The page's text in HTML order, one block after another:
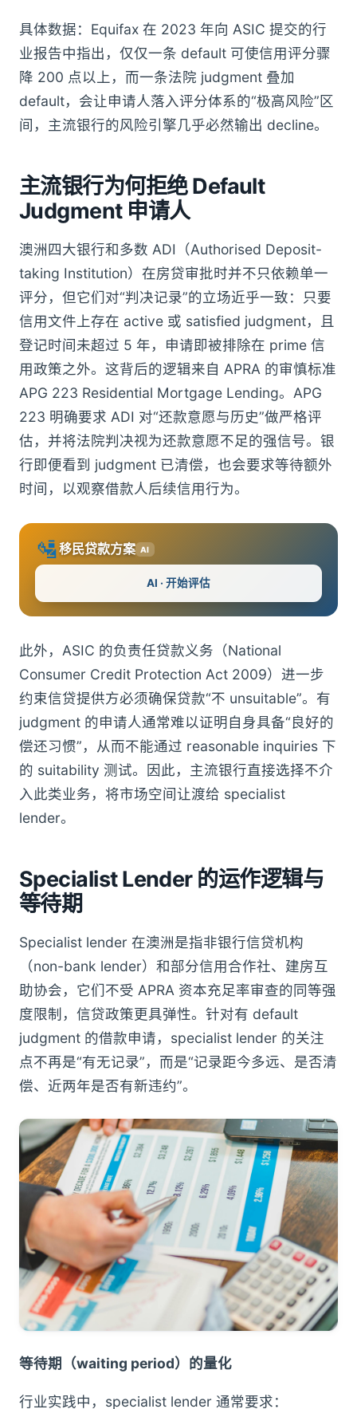
具体数据：Equifax 在 2023 年向 ASIC 提交的行
业报告中指出，仅仅一条 default 可使信用评分骤
降 200 点以上，而一条法院 judgment 叠加
default，会让申请人落入评分体系的“极高风险”区
间，主流银行的风险引擎几乎必然输出 decline。
主流银行为何拒绝 Default
Judgment 申请人
澳洲四大银行和多数 ADI（Authorised Deposit-
taking Institution）在房贷审批时并不只依赖单一
评分，但它们对“判决记录”的立场近乎一致：只要
信用文件上存在 active 或 satisfied judgment，且
登记时间未超过 5 年，申请即被排除在 prime 信
用政策之外。这背后的逻辑来自 APRA 的审慎标准
APG 223 Residential Mortgage Lending。APG
223 明确要求 ADI 对“还款意愿与历史”做严格评
估，并将法院判决视为还款意愿不足的强信号。银
行即便看到 judgment 已清偿，也会要求等待额外
时间，以观察借款人后续信用行为。
🛂移民贷款方案 AI
AI · 开始评估
此外，ASIC 的负责任贷款义务（National
Consumer Credit Protection Act 2009）进一步
约束信贷提供方必须确保贷款“不 unsuitable”。有
judgment 的申请人通常难以证明自身具备“良好的
偿还习惯”，从而不能通过 reasonable inquiries 下
的 suitability 测试。因此，主流银行直接选择不介
入此类业务，将市场空间让渡给 specialist
lender。
Specialist Lender 的运作逻辑与
等待期
Specialist lender 在澳洲是指非银行信贷机构
（non-bank lender）和部分信用合作社、建房互
助协会，它们不受 APRA 资本充足率审查的同等强
度限制，信贷政策更具弹性。针对有 default
judgment 的借款申请，specialist lender 的关注
点不再是“有无记录”，而是“记录距今多远、是否清
偿、近两年是否有新违约”。
等待期（waiting period）的量化
行业实践中，specialist lender 通常要求：